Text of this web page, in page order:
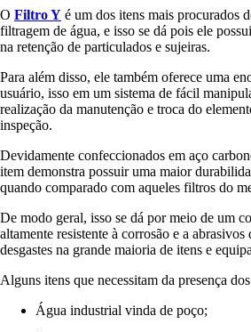
O Filtro Y é um dos itens mais procurados
filtragem de água, e isso se dá pois ele
na retenção de particulados e sujeiras.
Para além disso, ele também oferece uma
usuário, isso em um sistema de fácil
realização da manutenção e troca do
inspeção.
Devidamente confeccionados em aço
item demonstra possuir uma maior
quando comparado com aqueles filtros do
De modo geral, isso se dá por meio de um
altamente resistente à corrosão e a
desgastes na grande maioria de itens e
Alguns itens que necessitam da presença
Água industrial vinda de poço;